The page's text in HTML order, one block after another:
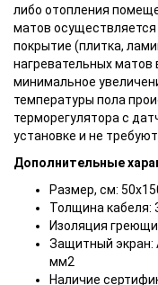
либо отопления
матов
покрытие (плитка,
нагревательных матов
минимальное
температуры пола
терморегулятора с
установке и не
Дополнительные
Размер, см:
Толщина кабеля:
Изоляция
Защитный экран:
мм2
Наличие